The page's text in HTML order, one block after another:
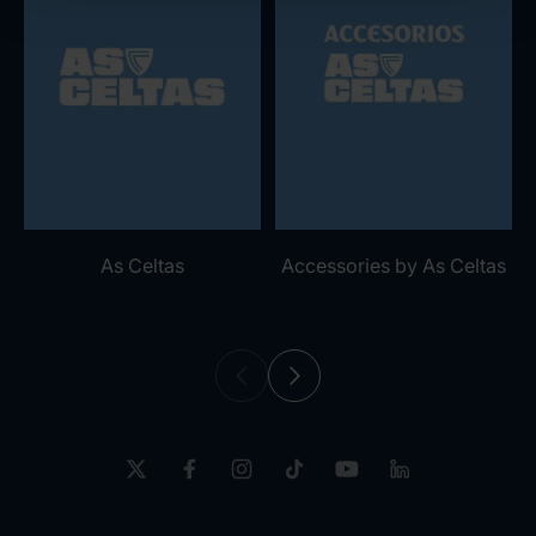
As Celtas Accessories by As Celtas